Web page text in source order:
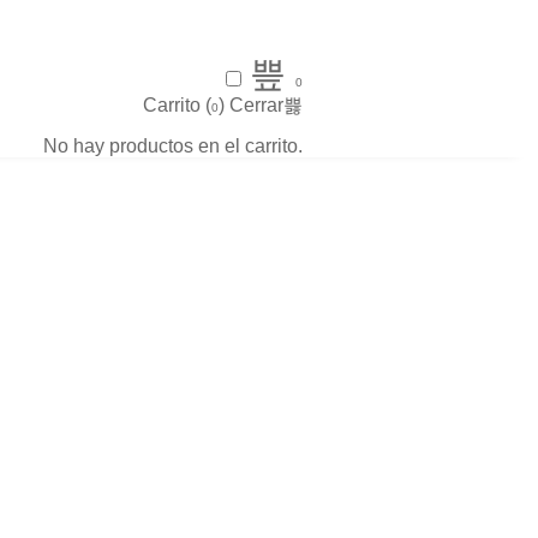
0
Carrito (0) Cerrar
No hay productos en el carrito.